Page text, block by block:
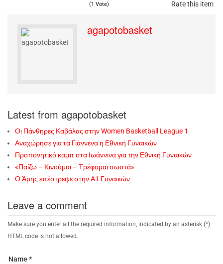
Rate this item
(1 Vote)
agapotobasket
Latest from agapotobasket
Οι Πάνθηρες Καβάλας στην Women Basketball League 1
Αναχώρησε για τα Γιάννενα η Εθνική Γυναικών
Προπονητικό καμπ στα Ιωάννινα για την Εθνική Γυναικών
«Παίζω – Κινούμαι – Τρέφομαι σωστά»
Ο Άρης επέστρεψε στην Α1 Γυναικών
Leave a comment
Make sure you enter all the required information, indicated by an asterisk (*).
HTML code is not allowed.
Name *